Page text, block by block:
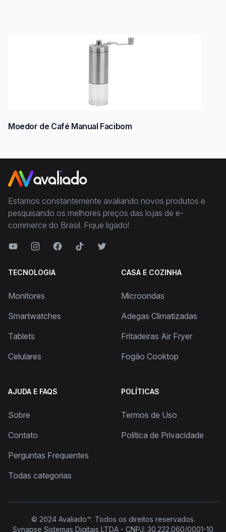
Moedor de Café Manual Facibom
Estamos constantemente avaliando novos produtos e
pesquisando os melhores preços das lojas de e-
commerce do Brasil. Fique ligado!
TECNOLOGIA
Monitores
Smartwatches
Tablets
Celulares
CASA E COZINHA
Microondas
Adegas Climatizadas
Fritadeiras Air Fryer
Fogão Cooktop
AJUDA E FAQS
Sobre
Contato
Perguntas Frequentes
Todas categorias
POLÍTICAS
Termos de Uso
Política de Privacidade
© 2024 Avaliado™. Todos os direitos reservados.
Synapse Sistemas Digitais LTDA - CNPJ: 30.222.060/0001-10